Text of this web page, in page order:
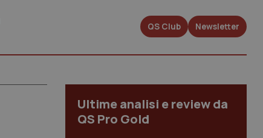
QS Club Newsletter
Ultime analisi e review da
QS Pro Gold